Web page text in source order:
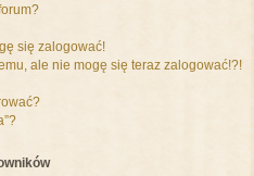
się zalogować!
ale nie mogę się teraz zalogować!?!